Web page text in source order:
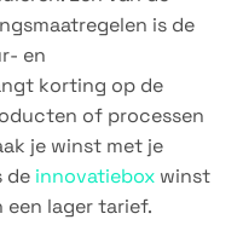
is de
en
korting op de
of processen
je winst met je
de innovatiebox winst
lager tarief.